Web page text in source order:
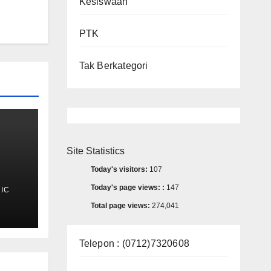
PTK
Tak Berkategori
Site Statistics
Today's visitors: 107
Today's page views: : 147
Total page views: 274,041
Telepon : (0712)7320608